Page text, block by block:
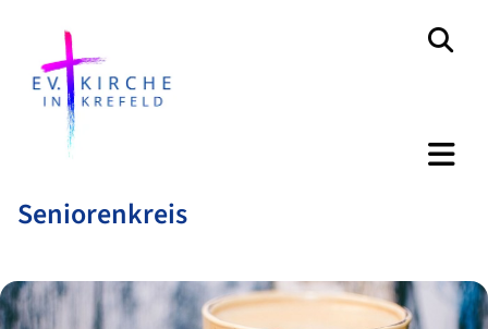
Seniorenkreis